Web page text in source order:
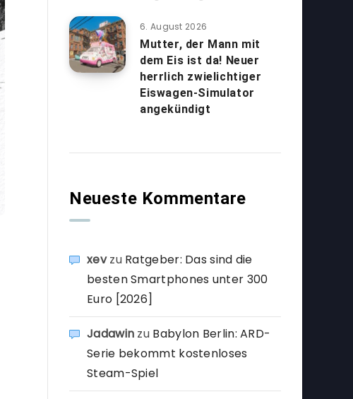
6. August 2026
Mutter, der Mann mit
dem Eis ist da! Neuer
herrlich zwielichtiger
Eiswagen-Simulator
angekündigt
Neueste Kommentare
xevzu Ratgeber: Das sind die
besten Smartphones unter 300
Euro [2026]
Jadawin zu Babylon Berlin: ARD-
Serie bekommt kostenloses
Steam-Spiel